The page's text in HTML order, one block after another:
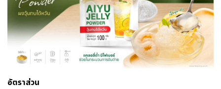
อัตราส่วน